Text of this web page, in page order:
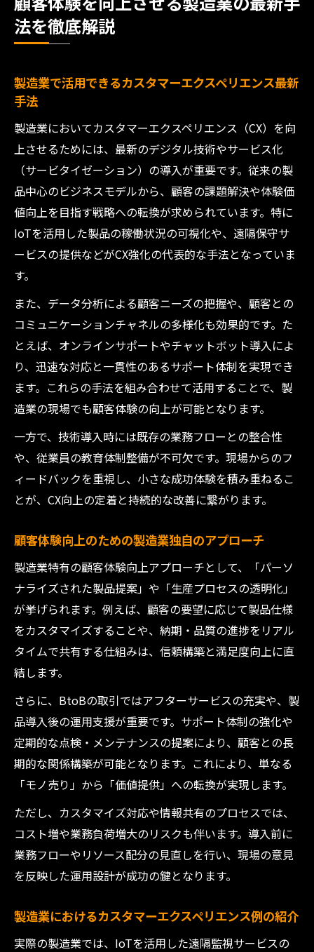
法を徹底解説
製造業で活用できるカスタマーエクスペリエンス最新
手法
製造業においてカスタマーエクスペリエンス（CX）を向
上させるためには、最新のデジタル技術やサービス化
（サービタイゼーション）の導入が重要です。従来の製
品中心のビジネスモデルから、顧客の課題解決や体験価
値向上を目指す戦略への転換が求められています。特に
IoTを活用した製品の稼働状況の可視化や、遠隔保守サ
ービスの提供などがCX強化の代表的な手法となっていま
す。
また、データ分析による顧客ニーズの把握や、顧客との
コミュニケーションチャネルの多様化も効果的です。た
とえば、オンラインサポートやチャットボット導入によ
り、迅速な対応と一貫性のあるサポート体制を実現でき
ます。これらの手法を組み合わせて活用することで、製
造業の現場でも顧客体験の向上が可能となります。
一方で、技術導入時には既存の業務フローとの整合性
や、従業員の教育体制整備が不可欠です。現場からのフ
ィードバックを重視し、小さな成功体験を積み重ねるこ
とが、CX向上の定着と持続的な改善に繋がります。
顧客体験向上のための製造業独自のアプローチ
製造業特有の顧客体験向上アプローチとして、「パーソ
ナライズされた製品提案」や「生産プロセスの透明化」
が挙げられます。例えば、顧客の要望に応じて製品仕様
をカスタマイズすることや、納期・品質の進捗をリアル
タイムで共有する仕組みは、信頼構築と満足度向上に直
結します。
さらに、BtoBの取引ではアフターサービスの充実や、製
品導入後の運用支援が重要です。サポート体制の強化や
定期的な点検・メンテナンスの提案により、顧客との長
期的な関係構築が可能となります。これにより、単なる
「モノ売り」から「価値提供」への転換が実現します。
ただし、カスタマイズ対応や情報共有のプロセスでは、
コスト増や業務負荷増大のリスクも伴います。導入前に
業務フローやリソース配分の見直しを行い、現場の意見
を反映した運用設計が成功の鍵となります。
製造業におけるカスタマーエクスペリエンス例の紹介
実際の製造業では、IoTを活用した遠隔監視サービスの